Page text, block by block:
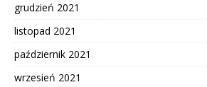
grudzień 2021
listopad 2021
październik 2021
wrzesień 2021